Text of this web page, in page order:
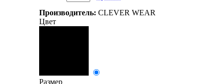
Производитель: CLEVER WEAR
Цвет
Размер